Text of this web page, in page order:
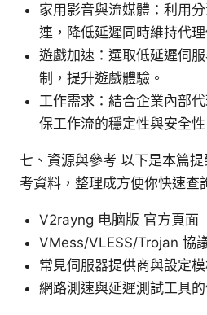
家用影音與流媒體：利用
連，降低延遲同時維持代理
遊戲加速：選取低延遲伺
制，提升遊戲體驗。
工作需求：結合企業內部
保工作流的穩定性與安全性
七、資源與參考 以下是本篇
考資料，整理成方便你快速查
V2rayng 电脑版 官方頁面
VMess/VLESS/Trojan 協
常見伺服器提供商與設定
網路測速與延遲測試工具